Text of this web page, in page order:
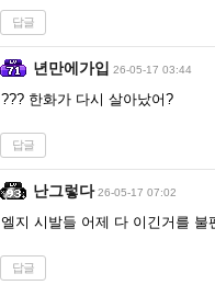
답글
년만에가입 26-05-17 03:44
??? 한화가 다시 살아났어?
답글
난그렇다 26-05-17 07:02
엘지 시발들 어제 다 이긴거를 불
답글